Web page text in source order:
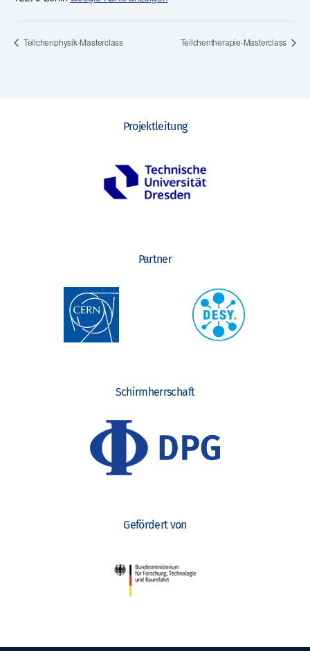
Teilchenphysik-Masterclass Teilchentherapie-Masterclass
Projektleitung
Partner
Schirmherrschaft
Gefördert von